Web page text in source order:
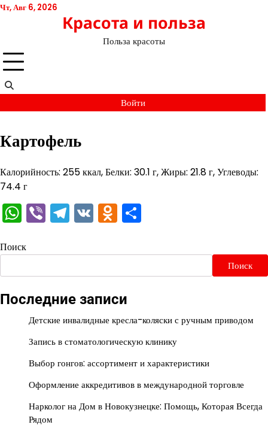
Перейти
Чт, Авг 6, 2026
Красота и польза
Польза красоты
Войти
Картофель
Калорийность: 255 ккал, Белки: 30.1 г, Жиры: 21.8 г, Углеводы:
74.4 г
WhatsApp
ViberTelegram
VKOdnoklassniki
Поиск
Поиск
Последние записи
Детские инвалидные кресла-коляски с ручным приводом
Запись в стоматологическую клинику
Выбор гонгов: ассортимент и характеристики
Оформление аккредитивов в международной торговле
Нарколог на Дом в Новокузнецке: Помощь, Которая Всегда
Рядом